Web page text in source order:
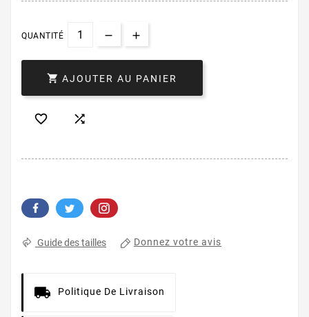
QUANTITÉ
 AJOUTER AU PANIER
 
Guide des tailles Donnez votre avis
Politique De Livraison